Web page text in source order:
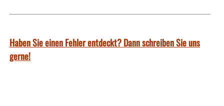
Haben Sie einen Fehler entdeckt? Dann schreiben Sie uns
gerne!